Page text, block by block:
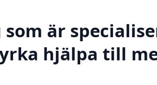
är
hjälpa till